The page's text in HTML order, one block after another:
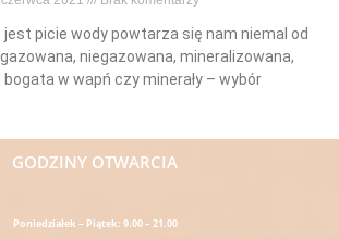
jest picie wody powtarza się nam niemal od
niegazowana, mineralizowana,
w wapń czy minerały – wybór
GODZINY OTWARCIA
Poniedziałek – Piątek: 9.00 – 21.00